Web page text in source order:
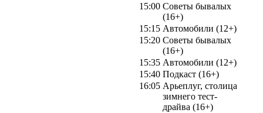
15:00 Советы бывалых
(16+)
15:15 Автомобили (12+)
15:20 Советы бывалых
(16+)
15:35 Автомобили (12+)
15:40 Подкаст (16+)
16:05 Арьеплуг, столица
зимнего тест-
драйва (16+)